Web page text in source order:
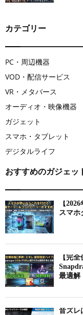
カテゴリー
PC・周辺機器
VOD・配信サービス
VR・メタバース
オーディオ・映像機器
ガジェット
スマホ・タブレット
デジタルライフ
おすすめのガジェッ
【
スマホ
【完
最適解
音ズレ